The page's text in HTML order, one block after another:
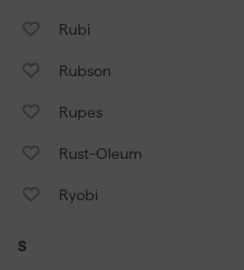
Rubi
Rubson
Rupes
Rust-Oleum
Ryobi
S